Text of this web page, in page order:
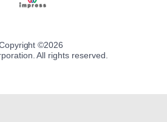
©2026
All rights reserved.